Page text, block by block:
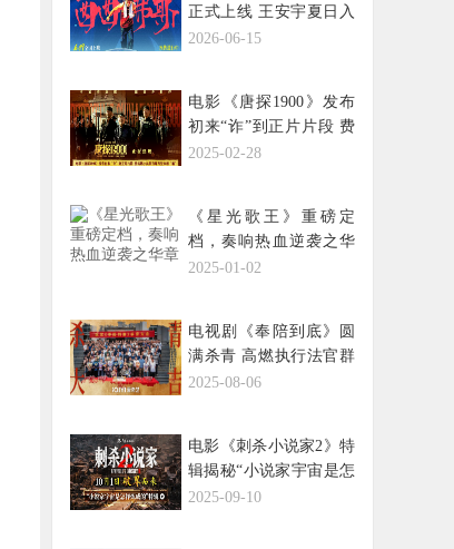
正式上线 王安宇夏日入
侵企画合唱燃情 将西西
2026-06-15
电影《唐探1900》发布
初来“诈”到正片片段 费
洋古饱受现实磋磨笑料
2025-02-28
《星光歌王》重磅定
档，奏响热血逆袭之华
章
2025-01-02
电视剧《奉陪到底》圆
满杀青 高燃执行法官群
像书写正邪交锋
2025-08-06
电影《刺杀小说家2》特
辑揭秘“小说家宇宙是怎
样炼成的
2025-09-10